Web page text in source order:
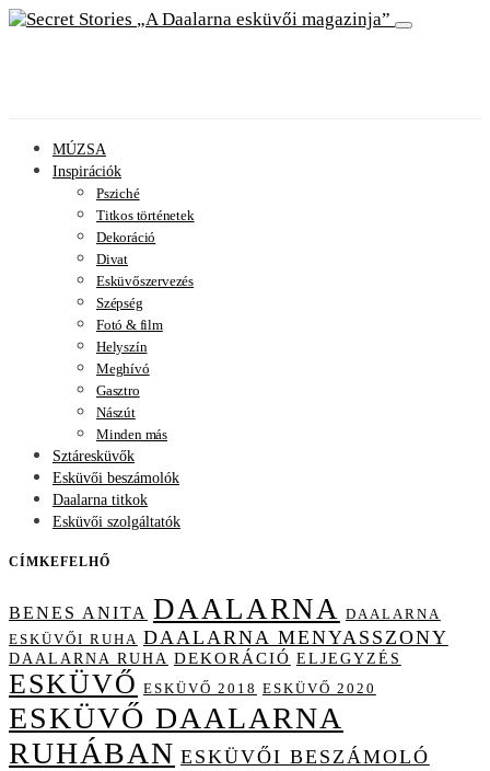
A Daalarna esküvői magazinja
MÚZSA
Inspirációk
Psziché
Titkos történetek
Dekoráció
Divat
Esküvőszervezés
Szépség
Fotó & film
Helyszín
Meghívó
Gasztro
Nászút
Minden más
Sztáresküvők
Esküvői beszámolók
Daalarna titkok
Esküvői szolgáltatók
CÍMKEFELHŐ
BENES ANITA DAALARNA DAALARNA
ESKÜVŐI RUHA DAALARNA MENYASSZONY
DAALARNA RUHA DEKORÁCIÓ ELJEGYZÉS
ESKÜVŐ ESKÜVŐ 2018 ESKÜVŐ 2020
ESKÜVŐ DAALARNA
RUHÁBAN ESKÜVŐI BESZÁMOLÓ